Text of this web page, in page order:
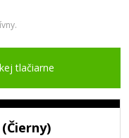
tlačiarne